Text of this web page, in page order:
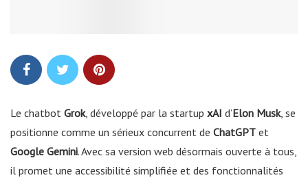
Le chatbot Grok, développé par la startup xAI d’Elon Musk, se
positionne comme un sérieux concurrent de ChatGPT et
Google Gemini. Avec sa version web désormais ouverte à tous,
il promet une accessibilité simplifiée et des fonctionnalités